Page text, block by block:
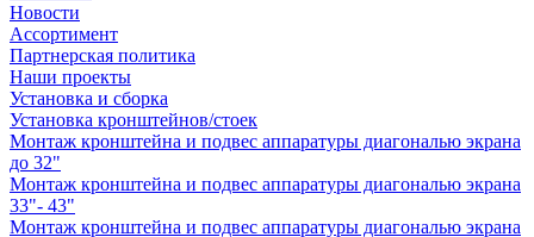
Новости
Ассортимент
Партнерская политика
Наши проекты
Установка и сборка
Установка кронштейнов/стоек
Монтаж кронштейна и подвес аппаратуры диагональю экрана
до 32"
Монтаж кронштейна и подвес аппаратуры диагональю экрана
33"- 43"
Монтаж кронштейна и подвес аппаратуры диагональю экрана